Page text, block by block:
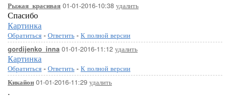
Рыжая_красивая 01-01-2016-10:38 удалить
Спасибо
Картинка
Обратиться - Ответить - К полной версии
gordijenko_inna 01-01-2016-11:12 удалить
Картинка
Обратиться - Ответить - К полной версии
Кикайон 01-01-2016-11:29 удалить
.